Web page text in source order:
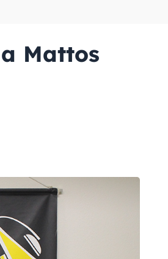
Mattos